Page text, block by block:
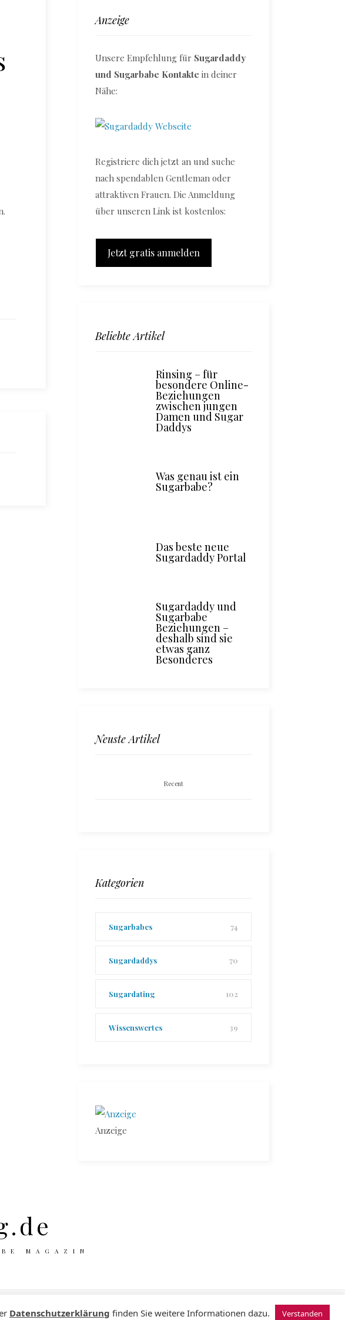
Anzeige
Unsere Empfehlung für Sugardaddy
und Sugarbabe Kontakte in deiner
Nähe:
Registriere dich jetzt an und suche
nach spendablen Gentleman oder
attraktiven Frauen. Die Anmeldung
über unseren Link ist kostenlos:
Jetzt gratis anmelden
Beliebte Artikel
Rinsing – für
besondere Online-
Beziehungen
zwischen jungen
Damen und Sugar
Daddys
Was genau ist ein
Sugarbabe?
Das beste neue
Sugardaddy Portal
Sugardaddy und
Sugarbabe
Beziehungen –
deshalb sind sie
etwas ganz
Besonderes
Neuste Artikel
Recent
Kategorien
Sugarbabes 74
Sugardaddys 70
Sugardating 102
Wissenswertes 39
Anzeige
MAGAZIN
© 2024 Sugardating.de
Datenschutzerklärung finden Sie weitere Informationen dazu. Verstanden